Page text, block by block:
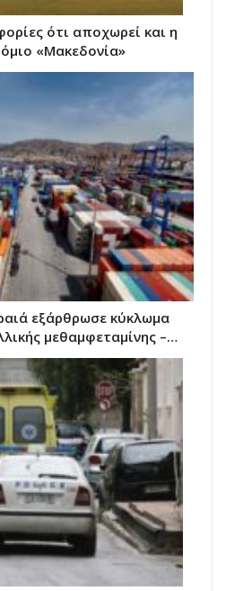
ότι αποχωρεί και η
«Μακεδονία»
εξάρθρωσε κύκλωμα
μεθαμφεταμίνης –…